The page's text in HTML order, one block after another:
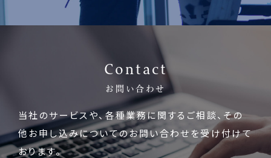
Contact
お問い合わせ
当社のサービスや、各種業務に関するご相談、 その
他お申し込みについてのお問い合わせを受け付けて
おります。